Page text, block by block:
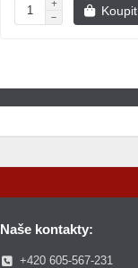
Koupit
Naše kontakty:
+420 605-567-231